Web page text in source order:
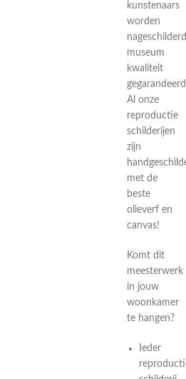
kunstenaars
worden
museum
kwaliteit
Al onze
reproductie
schilderijen
zijn
met de
beste
olieverf en
canvas!
Komt dit
meesterwerk
in jouw
woonkamer
te hangen?
Ieder